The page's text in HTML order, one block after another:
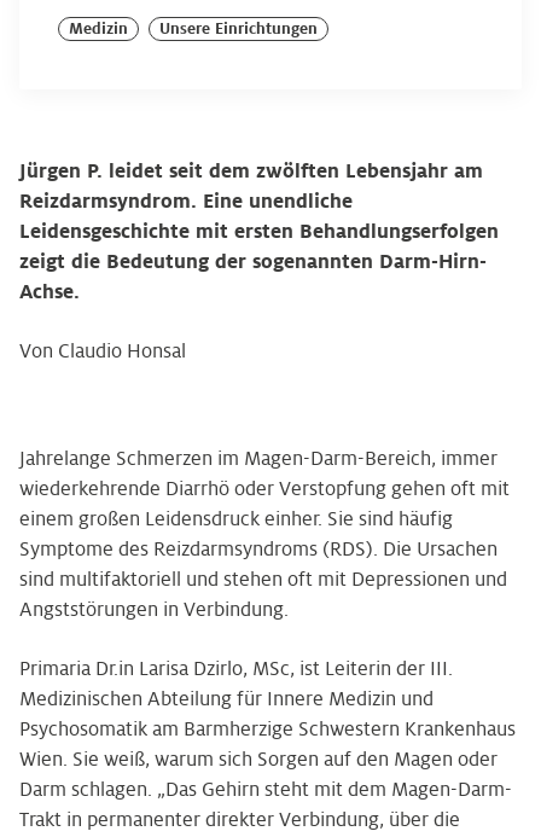
Medizin Unsere Einrichtungen
Jürgen P. leidet seit dem zwölften Lebensjahr am
Reizdarmsyndrom. Eine unendliche
Leidensgeschichte mit ersten Behandlungserfolgen
zeigt die Bedeutung der sogenannten Darm-Hirn-
Achse.
Von Claudio Honsal
Jahrelange Schmerzen im Magen-Darm-Bereich, immer
wiederkehrende Diarrhö oder Verstopfung gehen oft mit
einem großen Leidensdruck einher. Sie sind häufig
Symptome des Reizdarmsyndroms (RDS). Die Ursachen
sind multifaktoriell und stehen oft mit Depressionen und
Angststörungen in Verbindung.
Primaria Dr.in Larisa Dzirlo, MSc, ist Leiterin der III.
Medizinischen Abteilung für Innere Medizin und
Psychosomatik am Barmherzige Schwestern Krankenhaus
Wien. Sie weiß, warum sich Sorgen auf den Magen oder
Darm schlagen. „Das Gehirn steht mit dem Magen-Darm-
Trakt in permanenter direkter Verbindung, über die